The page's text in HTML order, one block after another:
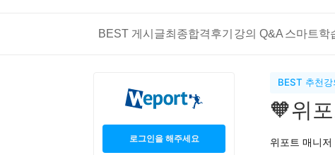
BEST 게시글최종합격후기 강의 Q&A 스마트학
온라인 강의
이공계 강의
학원 강의
1:1 컨설팅
로그인을 해주세요
BEST 추천강
🧡위
위포트 매니저